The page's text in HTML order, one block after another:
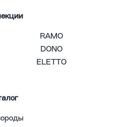
RAMO
DONO
ELETTO